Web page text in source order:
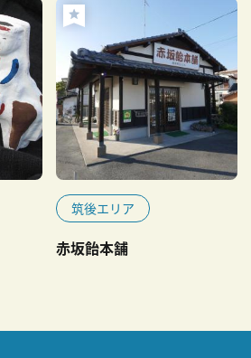
筑後エリア
赤坂飴本舗